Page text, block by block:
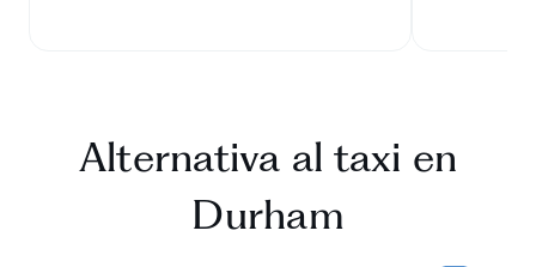
Alternativa al taxi en
Durham